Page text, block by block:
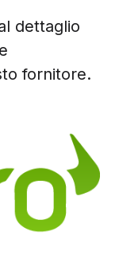
dettaglio
fornitore.